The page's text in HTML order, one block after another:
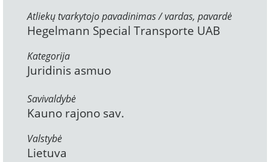
Atliekų tvarkytojo pavadinimas / vardas, pavardė
Hegelmann Special Transporte UAB
Kategorija
Juridinis asmuo
Savivaldybė
Kauno rajono sav.
Valstybė
Lietuva